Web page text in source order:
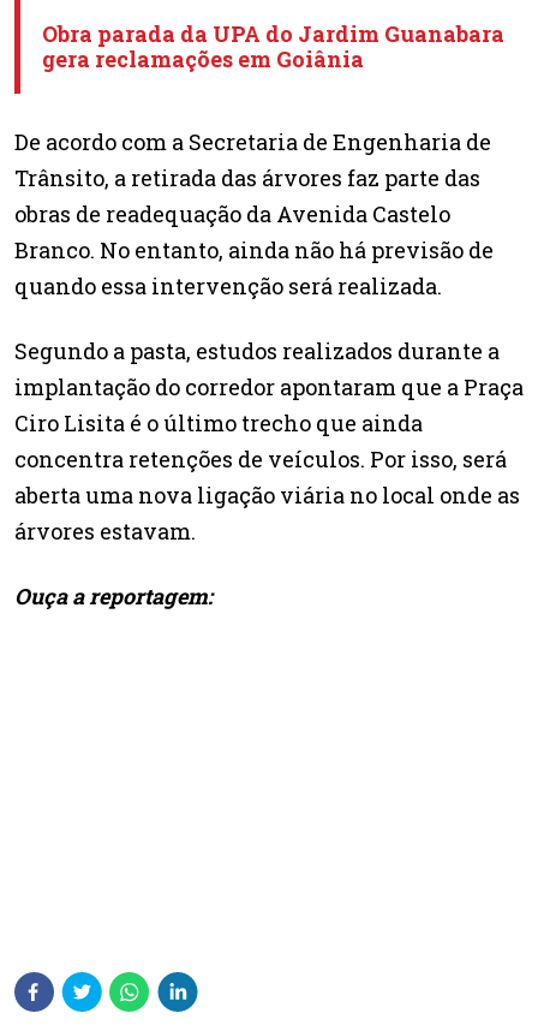
Obra parada da UPA do Jardim Guanabara
gera reclamações em Goiânia
De acordo com a Secretaria de Engenharia de
Trânsito, a retirada das árvores faz parte das
obras de readequação da Avenida Castelo
Branco. No entanto, ainda não há previsão de
quando essa intervenção será realizada.
Segundo a pasta, estudos realizados durante a
implantação do corredor apontaram que a Praça
Ciro Lisita é o último trecho que ainda
concentra retenções de veículos. Por isso, será
aberta uma nova ligação viária no local onde as
árvores estavam.
Ouça a reportagem: